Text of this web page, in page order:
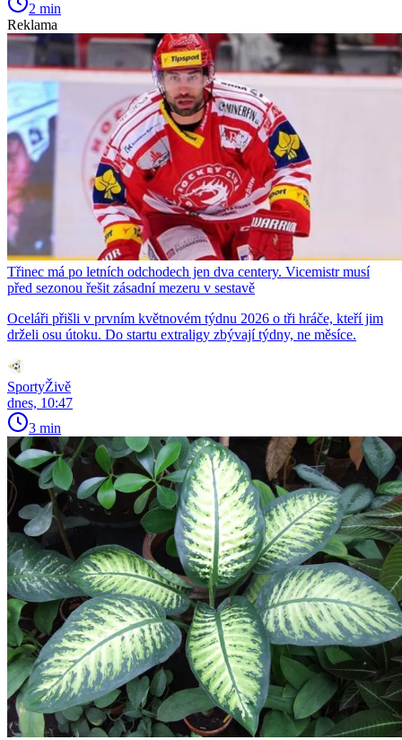
2 min
Reklama
Třinec má po letních odchodech jen dva centery. Vicemistr musí
před sezonou řešit zásadní mezeru v sestavě
Oceláři přišli v prvním květnovém týdnu 2026 o tři hráče, kteří jim
drželi osu útoku. Do startu extraligy zbývají týdny, ne měsíce.
SportyŽivě
dnes, 10:47
3 min